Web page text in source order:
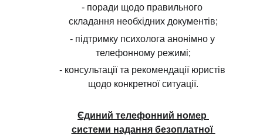
- поради щодо правильного
складання необхідних документів;
- підтримку психолога анонімно у
телефонному режимі;
- консультації та рекомендації юристів
щодо конкретної ситуації.
Єдиний телефонний номер
системи надання безоплатної